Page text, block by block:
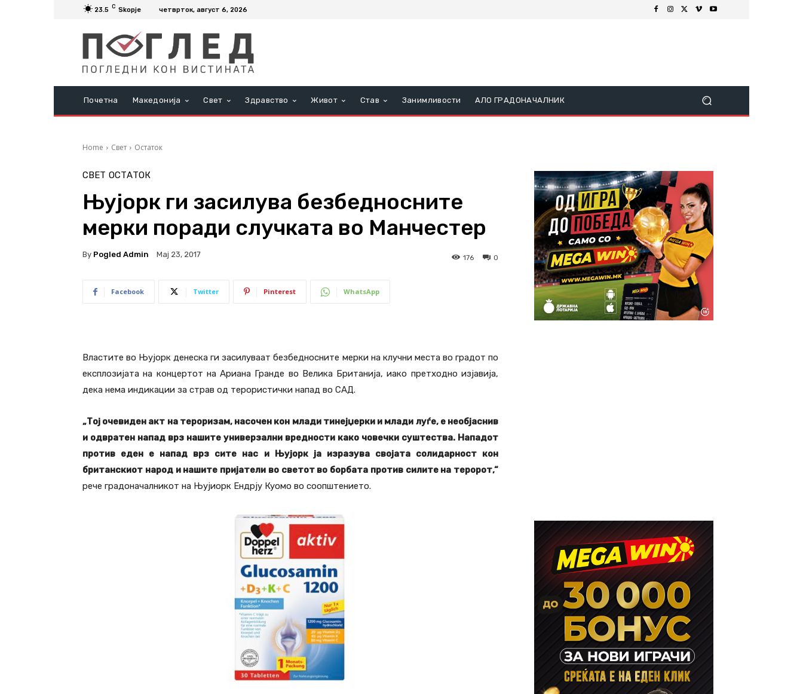
23.5 C Skopje четврток, август 6, 2026
Почетна Македонија Свет Здравство Живот Став Занимливости АЛО ГРАДОНАЧАЛНИК
Home Свет Остаток
СВЕТ ОСТАТОК
Њујорк ги засилува безбедносните
мерки поради случката во Манчестер
By Pogled Admin Мај 23, 2017 0
176
Facebook Twitter Pinterest WhatsApp
Властите во Њујорк денеска ги засилуваат безбедносните мерки на клучни места во градот по
експлозијата на концертот на Ариана Гранде во Велика Британија, иако претходно изјавија,
дека нема индикации за страв од терористички напад во САД.
„Тој очевиден акт на тероризам, насочен кон млади тинејџерки и млади луѓе, е необјаснив
и одвратен напад врз нашите универзални вредности како човечки суштества. Нападот
против еден е напад врз сите нас и Њујорк ја изразува својата солидарност кон
британскиот народ и нашите пријатели во светот во борбата против силите на теророт,“
рече градоначалникот на Њујиорк Ендрју Куомо во соопштението.